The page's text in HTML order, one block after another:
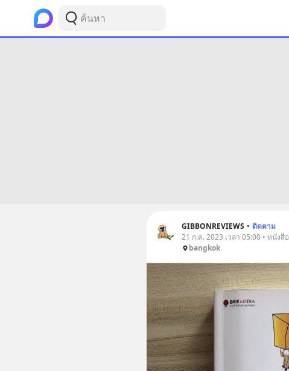
GIBBONREVIEWS • ติดตาม
21 ก.ค. 2023 เวลา 05:00 • หนังสือ
bangkok